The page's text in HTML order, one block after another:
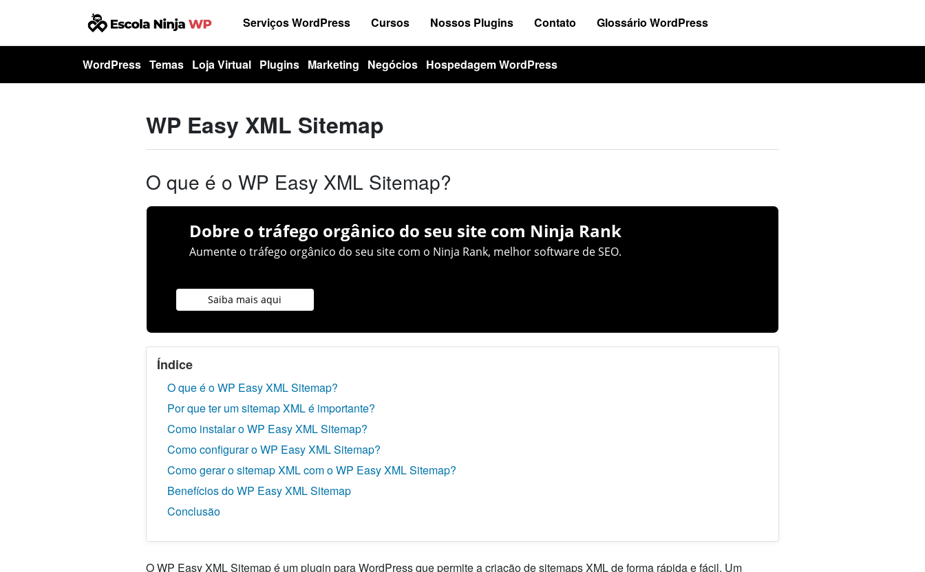
Serviços WordPress Cursos Nossos Plugins Contato Glossário WordPress
WordPress Temas Loja Virtual Plugins Marketing Negócios Hospedagem WordPress
WP Easy XML Sitemap
O que é o WP Easy XML Sitemap?
Dobre o tráfego orgânico do seu site com Ninja Rank
Aumente o tráfego orgânico do seu site com o Ninja Rank, melhor software de SEO.
Saiba mais aqui
Índice
O que é o WP Easy XML Sitemap?
Por que ter um sitemap XML é importante?
Como instalar o WP Easy XML Sitemap?
Como configurar o WP Easy XML Sitemap?
Como gerar o sitemap XML com o WP Easy XML Sitemap?
Benefícios do WP Easy XML Sitemap
Conclusão
O WP Easy XML Sitemap é um plugin para WordPress que permite a criação de sitemaps XML de forma rápida e fácil. Um